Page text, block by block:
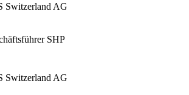
Switzerland AG
SHP
Switzerland AG